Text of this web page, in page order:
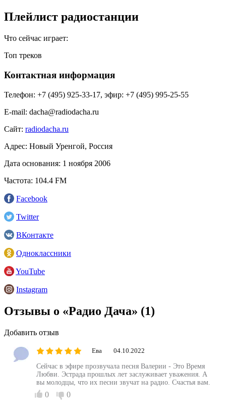
Плейлист радиостанции
Что сейчас играет:
Топ треков
Контактная информация
Телефон: +7 (495) 925-33-17, эфир: +7 (495) 995-25-55
E-mail: dacha@radiodacha.ru
Сайт: radiodacha.ru
Адрес: Новый Уренгой, Россия
Дата основания: 1 ноября 2006
Частота: 104.4 FM
Facebook
Twitter
ВКонтакте
Одноклассники
YouTube
Instagram
Отзывы о «Радио Дача» (1)
Добавить отзыв
Ева 04.10.2022
Сейчас в эфире прозвучала песня Валерии - Это Время
Любви. Эстрада прошлых лет заслуживает уважения. А
вы молодцы, что их песни звучат на радио. Счастья вам.
0 0